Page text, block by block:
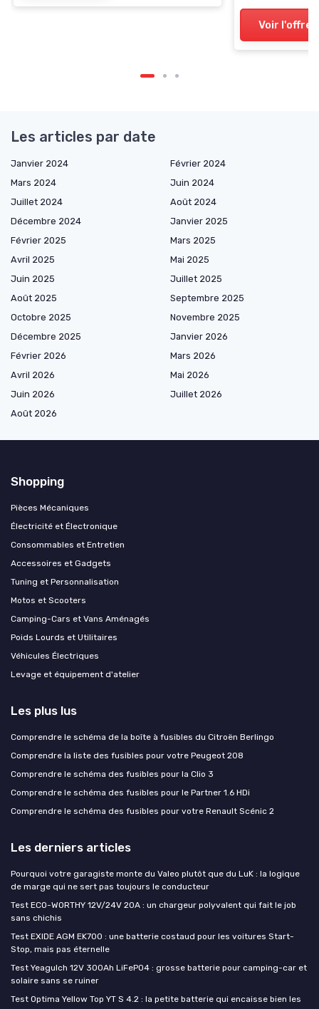
Voir l'offre
Les articles par date
Janvier 2024
Février 2024
Mars 2024
Juin 2024
Juillet 2024
Août 2024
Décembre 2024
Janvier 2025
Février 2025
Mars 2025
Avril 2025
Mai 2025
Juin 2025
Juillet 2025
Août 2025
Septembre 2025
Octobre 2025
Novembre 2025
Décembre 2025
Janvier 2026
Février 2026
Mars 2026
Avril 2026
Mai 2026
Juin 2026
Juillet 2026
Août 2026
Shopping
Pièces Mécaniques
Électricité et Électronique
Consommables et Entretien
Accessoires et Gadgets
Tuning et Personnalisation
Motos et Scooters
Camping-Cars et Vans Aménagés
Poids Lourds et Utilitaires
Véhicules Électriques
Levage et équipement d'atelier
Les plus lus
Comprendre le schéma de la boîte à fusibles du Citroën Berlingo
Comprendre la liste des fusibles pour votre Peugeot 208
Comprendre le schéma des fusibles pour la Clio 3
Comprendre le schéma des fusibles pour le Partner 1.6 HDi
Comprendre le schéma des fusibles pour votre Renault Scénic 2
Les derniers articles
Pourquoi votre garagiste monte du Valeo plutôt que du LuK : la logique
de marge qui ne sert pas toujours le conducteur
Test ECO-WORTHY 12V/24V 20A : un chargeur polyvalent qui fait le job
sans chichis
Test EXIDE AGM EK700 : une batterie costaud pour les voitures Start-
Stop, mais pas éternelle
Test Yeagulch 12V 300Ah LiFePO4 : grosse batterie pour camping-car et
solaire sans se ruiner
Test Optima Yellow Top YT S 4.2 : la petite batterie qui encaisse bien les